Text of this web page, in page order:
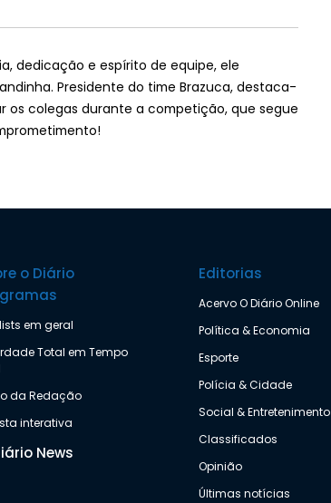
dedicação e espírito de equipe, ele
Presidente do time Brazuca, destaca-
os colegas durante a competição, que segue
o Diário
em geral
Total em Tempo
da Redação
interativa
News
Editorias
Acervo O Diário Online
Política & Economia
Esporte
Polícia & Cidade
Social & Entretenimento
Classificados
Opinião
Últimas notícias